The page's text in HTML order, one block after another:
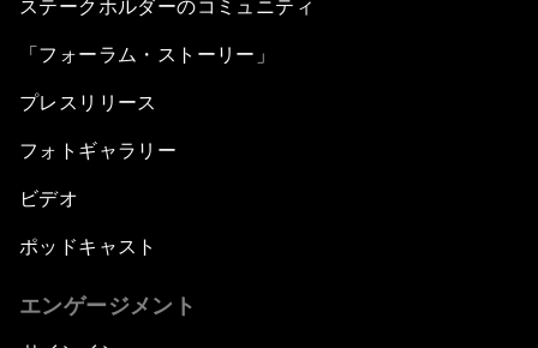
ステークホルダーのコミュニティ
「フォーラム・ストーリー」
プレスリリース
フォトギャラリー
ビデオ
ポッドキャスト
エンゲージメント